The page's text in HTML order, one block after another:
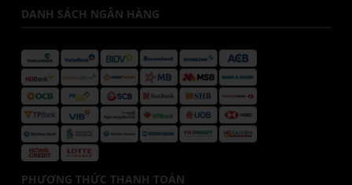
DANH SÁCH NGÂN HÀNG
PHƯƠNG THỨC THANH TOÁN